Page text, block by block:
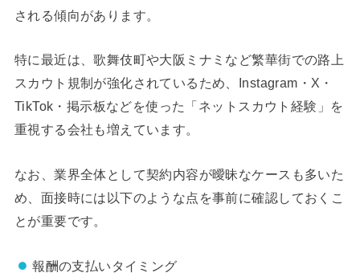
される傾向があります。
特に最近は、歌舞伎町や大阪ミナミなど繁華街での路上
スカウト規制が強化されているため、Instagram・X・
TikTok・掲示板などを使った「ネットスカウト経験」を
重視する会社も増えています。
なお、業界全体として契約内容が曖昧なケースも多いた
め、面接時には以下のような点を事前に確認しておくこ
とが重要です。
報酬の支払いタイミング